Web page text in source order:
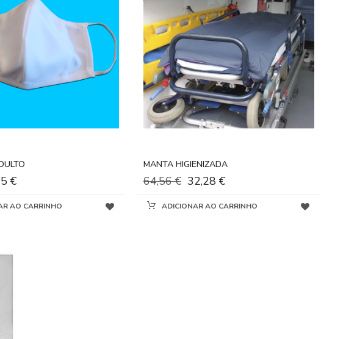
€
AO CARRINHO
MANTA HIGIENIZADA
32,28 €
64,56 €
ADICIONAR AO CARRINHO